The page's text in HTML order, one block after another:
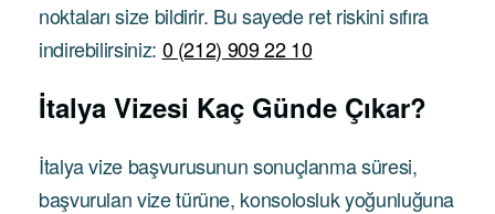
noktaları size bildirir. Bu sayede ret riskini sıfıra
indirebilirsiniz: 0 (212) 909 22 10
İtalya Vizesi Kaç Günde Çıkar?
İtalya vize başvurusunun sonuçlanma süresi,
başvurulan vize türüne, konsolosluk yoğunluğuna